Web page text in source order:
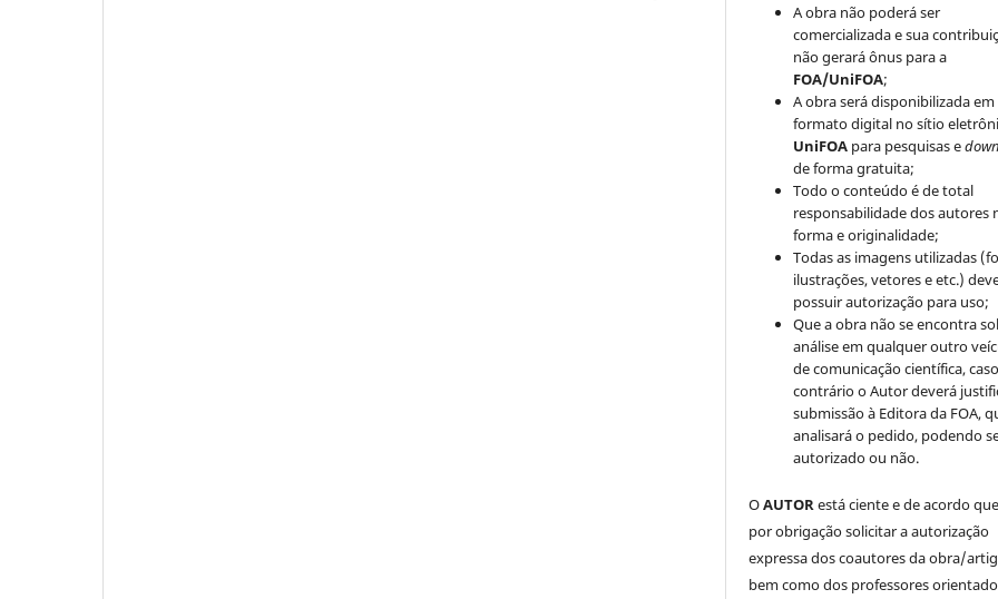
A obra não poderá ser
comercializada e sua
não gerará ônus para a
FOA/UniFOA;
A obra será disponibilizada em
formato digital no sítio
UniFOA para pesquisas e
de forma gratuita;
Todo o conteúdo é de total
responsabilidade dos autores
forma e originalidade;
Todas as imagens utilizadas
ilustrações, vetores e etc.)
possuir autorização para uso;
Que a obra não se encontra
análise em qualquer outro
de comunicação científica, caso
contrário o Autor deverá
submissão à Editora da FOA,
analisará o pedido, podendo
autorizado ou não.
OAUTORestá ciente e de acordo
por obrigação solicitar a autorização
expressa dos coautores da obra/
bem como dos professores